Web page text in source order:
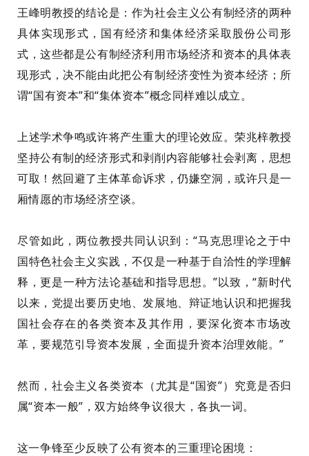
王峰明教授的结论是：作为社会主义公有制经济的两种
具体实现形式，国有经济和集体经济采取股份公司形
式，这些都是公有制经济利用市场经济和资本的具体表
现形式，决不能由此把公有制经济变性为资本经济；所
谓“国有资本”和“集体资本”概念同样难以成立。
上述学术争鸣或许将产生重大的理论效应。荣兆梓教授
坚持公有制的经济形式和剥削内容能够社会剥离，思想
可取！然回避了主体革命诉求，仍嫌空洞，或许只是一
厢情愿的市场经济空谈。
尽管如此，两位教授共同认识到：“马克思理论之于中
国特色社会主义实践，不仅是一种基于自洽性的学理解
释，更是一种方法论基础和指导思想。”以致 ，“新时代
以来，党提出要历史地、发展地、辩证地认识和把握我
国社会存在的各类资本及其作用，要深化资本市场改
革，要规范引导资本发展，全面提升资本治理效能。”
然而，社会主义各类资本（尤其是“国资”）究竟是否归
属“资本一般”，双方始终争议很大，各执一词。
这一争锋至少反映了公有资本的三重理论困境 ：